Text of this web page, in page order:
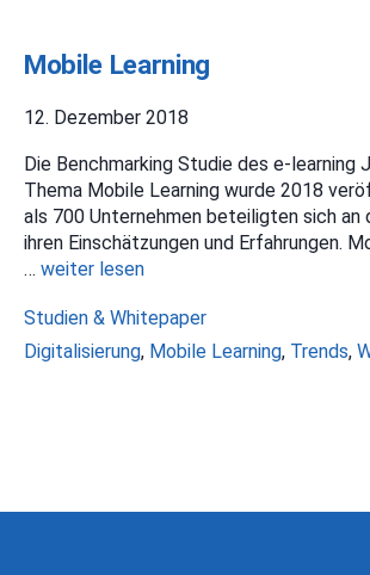
Mobile Learning
12. Dezember 2018
Die Benchmarking Studie des e-learning
Thema Mobile Learning wurde 2018
als 700 Unternehmen beteiligten sich an
ihren Einschätzungen und Erfahrungen.
… weiter lesen
Kategorien
Studien & Whitepaper
Schlagwörter
Digitalisierung, Mobile Learning, Trends,